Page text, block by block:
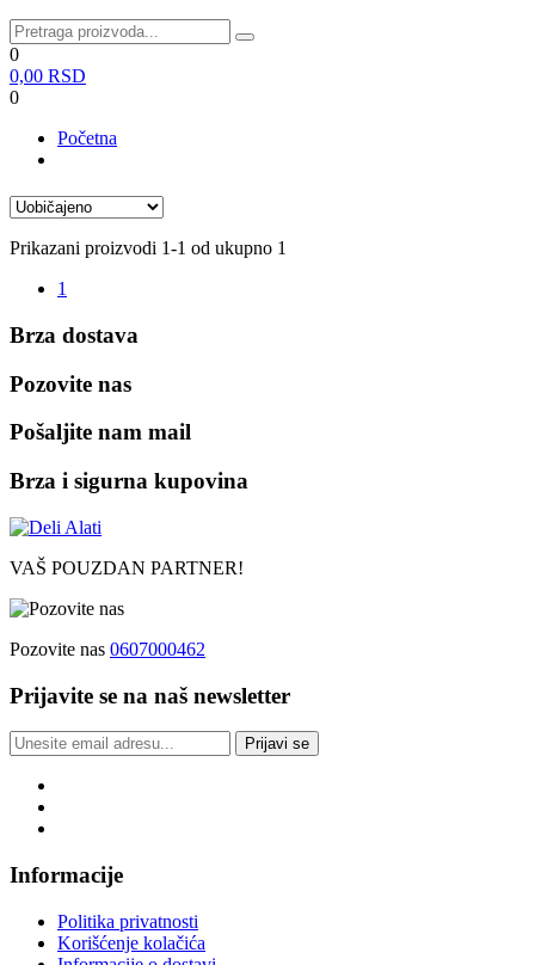
0
0,00 RSD
0
Početna
Prikazani proizvodi 1-1 od ukupno 1
1
Brza dostava
Pozovite nas
Pošaljite nam mail
Brza i sigurna kupovina
VAŠ POUZDAN PARTNER!
Pozovite nas 0607000462
Prijavite se na naš newsletter
Prijavi se
Informacije
Politika privatnosti
Korišćenje kolačića